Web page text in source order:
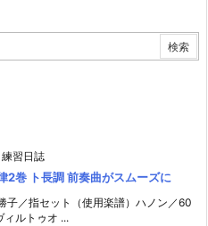
練習日誌
2巻 ト長調 前奏曲がスムーズに
子／指セット（使用楽譜）ハノン／60
ィルトゥオ ...